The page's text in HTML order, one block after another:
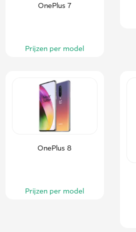
OnePlus 7
Prijzen per model
OnePlus 8
Prijzen per model